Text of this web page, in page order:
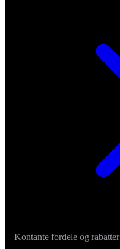
Kontante fordele og rabatter